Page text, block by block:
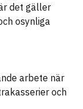
det gäller
osynliga
arbete när
och